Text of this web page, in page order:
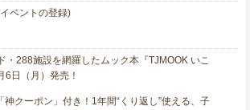
ベントの登録)
・288施設を網羅したムック本『TJMOOK いこ
6日（月）発売！
クーポン」付き！1年間“くり返し”使える、子